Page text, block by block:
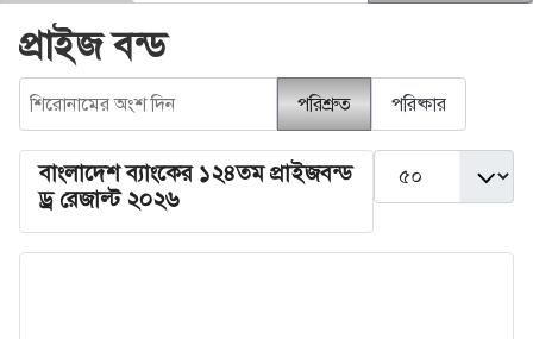
প্রাইজ বন্ড
শিরোনামের অংশ দিন
পরিশ্রুত পরিষ্কার
বাংলাদেশ ব্যাংকের ১২৪তম প্রাইজবন্ড
ড্র রেজাল্ট ২০২৬